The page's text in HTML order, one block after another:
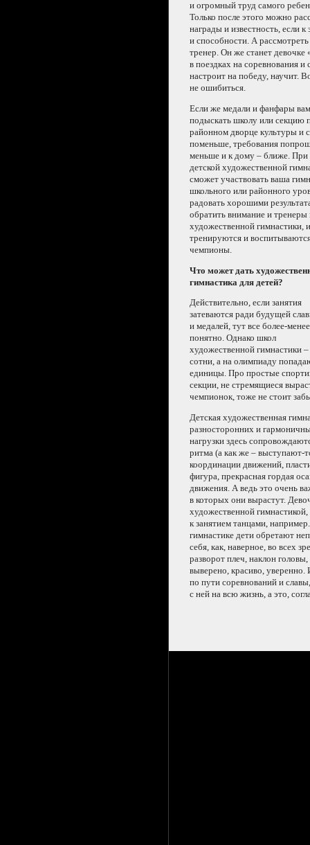
и огромный труд самого
Только после этого можно
награды и известность, если к
и способности. А рассмотреть
тренер. Он же станет
в поездках на соревнования и
настроит на победу, научит.
не ошибиться.
Если же медали и фанфары
подыскать школу или
районном дворце культуры и
поменьше, требования
меньше и к дому – ближе. При
детской художественной
сможет участвовать ваша
школьного или районного
радовать хорошими
обратить внимание и тренеры
художественной
тренируются и
чемпионы.
Что может дать
гимнастика для детей?
Действительно, если занятия
затеваются ради будущей
и медалей, тут все более-менее
понятно. Однако школ
художественной гимнастики –
сотни, а на олимпиаду
единицы. Про простые
секции, не стремящиеся
чемпионок, тоже не стоит
Детская художественная
разносторонних и
нагрузки здесь
ритма (а как же – выступают-
координации движений,
фигура, прекрасная гордая
движения. А ведь это очень
в которых они вырастут.
художественной
к занятием танцами,
гимнастике дети обретают
себя, как, наверное, во всех
разворот плеч, наклон
выверено, красиво,
по пути соревнований и славы,
с ней на всю жизнь, а это,